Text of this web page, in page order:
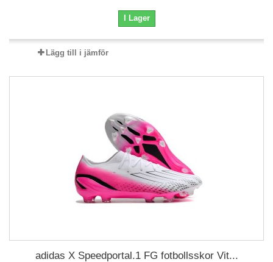
I Lager
Lägg till i jämför
adidas X Speedportal.1 FG fotbollsskor Vit...